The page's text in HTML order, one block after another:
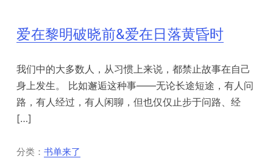
爱在黎明破晓前&爱在日落黄昏时
我们中的大多数人，从习惯上来说，都禁止故事在自己
身上发生。 比如邂逅这种事——无论长途短途，有人问
路，有人经过，有人闲聊，但也仅仅止步于问路、经
[…]
分类：书单来了